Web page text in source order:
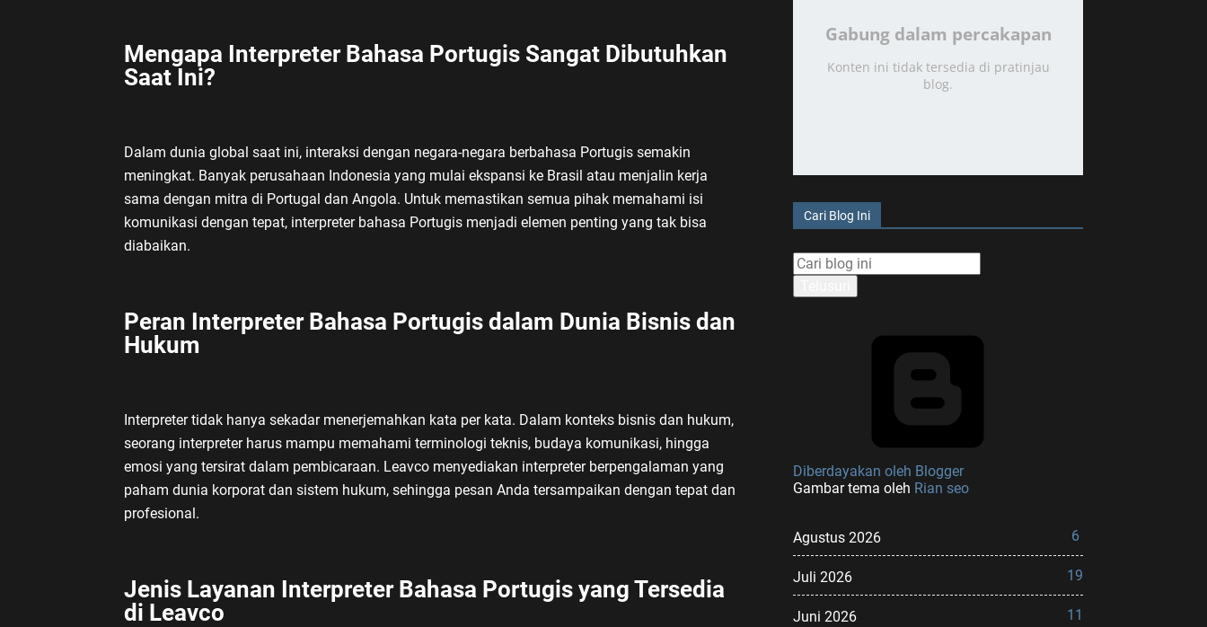
Mengapa Interpreter Bahasa Portugis Sangat Dibutuhkan
Saat Ini?
Dalam dunia global saat ini, interaksi dengan negara-negara berbahasa Portugis semakin
meningkat. Banyak perusahaan Indonesia yang mulai ekspansi ke Brasil atau menjalin kerja
sama dengan mitra di Portugal dan Angola. Untuk memastikan semua pihak memahami isi
komunikasi dengan tepat, interpreter bahasa Portugis menjadi elemen penting yang tak bisa
diabaikan.
Peran Interpreter Bahasa Portugis dalam Dunia Bisnis dan
Hukum
Interpreter tidak hanya sekadar menerjemahkan kata per kata. Dalam konteks bisnis dan hukum,
seorang interpreter harus mampu memahami terminologi teknis, budaya komunikasi, hingga
emosi yang tersirat dalam pembicaraan. Leavco menyediakan interpreter berpengalaman yang
paham dunia korporat dan sistem hukum, sehingga pesan Anda tersampaikan dengan tepat dan
profesional.
Jenis Layanan Interpreter Bahasa Portugis yang Tersedia
di Leavco
Gabung dalam percakapan
Konten ini tidak tersedia di pratinjau
blog.
Cari Blog Ini
Diberdayakan oleh Blogger
Gambar tema oleh Rian seo
Agustus 2026 6
Juli 2026 19
Juni 2026 11